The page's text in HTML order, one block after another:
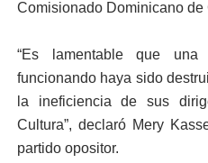
Comisionado Dominicano
“Es lamentable que
funcionando haya sido
la ineficiencia de sus
Cultura”, declaró Mery
partido opositor.